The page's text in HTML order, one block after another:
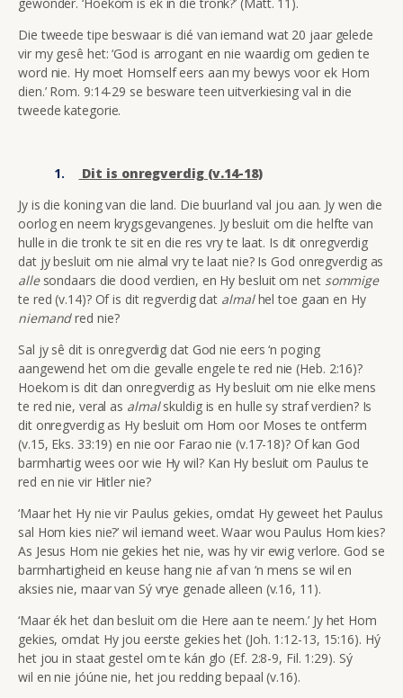
Die tweede tipe beswaar is dié van iemand wat 20 jaar gelede
vir my gesê het: ‘God is arrogant en nie waardig om gedien te
word nie. Hy moet Homself eers aan my bewys voor ek Hom
dien.’ Rom. 9:14-29 se besware teen uitverkiesing val in die
tweede kategorie.
Dit is onregverdig (v.14-18)
Jy is die koning van die land. Die buurland val jou aan. Jy wen die
oorlog en neem krygsgevangenes. Jy besluit om die helfte van
hulle in die tronk te sit en die res vry te laat. Is dit onregverdig
dat jy besluit om nie almal vry te laat nie? Is God onregverdig as
alle sondaars die dood verdien, en Hy besluit om net sommige
te red (v.14)? Of is dit regverdig dat almalhel toe gaan en Hy
niemandred nie?
Sal jy sê dit is onregverdig dat God nie eers ‘n poging
aangewend het om die gevalle engele te red nie (Heb. 2:16)?
Hoekom is dit dan onregverdig as Hy besluit om nie elke mens
te red nie, veral as almalskuldig is en hulle sy straf verdien? Is
dit onregverdig as Hy besluit om Hom oor Moses te ontferm
(v.15, Eks. 33:19) en nie oor Farao nie (v.17-18)? Of kan God
barmhartig wees oor wie Hy wil? Kan Hy besluit om Paulus te
red en nie vir Hitler nie?
‘Maar het Hy nie vir Paulus gekies, omdat Hy geweet het Paulus
sal Hom kies nie?’ wil iemand weet. Waar wou Paulus Hom kies?
As Jesus Hom nie gekies het nie, was hy vir ewig verlore. God se
barmhartigheid en keuse hang nie af van ‘n mens se wil en
aksies nie, maar van Sý vrye genade alleen (v.16, 11).
‘Maar ék het dan besluit om die Here aan te neem.’ Jy het Hom
gekies, omdat Hy jou eerste gekies het (Joh. 1:12-13, 15:16). Hý
het jou in staat gestel om te kán glo (Ef. 2:8-9, Fil. 1:29). Sý
wil en nie jóúne nie, het jou redding bepaal (v.16).